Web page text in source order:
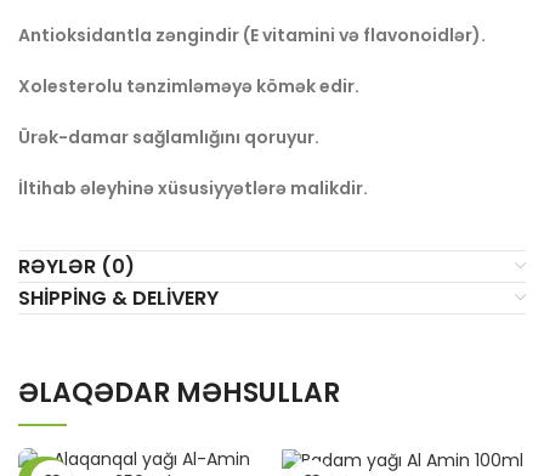
Antioksidantla zəngindir (E vitamini və flavonoidlər).
Xolesterolu tənzimləməyə kömək edir.
Ürək-damar sağlamlığını qoruyur.
İltihab əleyhinə xüsusiyyətlərə malikdir.
RƏYLƏR (0)
SHIPPING & DELIVERY
ƏLAQƏDAR MƏHSULLAR